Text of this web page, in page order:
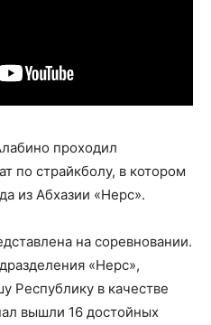
проходил
по страйкболу, в котором
из Абхазии «Нерс».
на соревновании.
«Нерс»,
Республику в качестве
вышли 16 достойных